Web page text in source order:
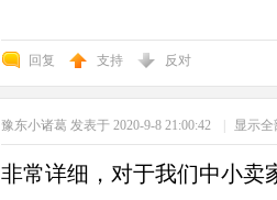
回复 支持 反对
豫东小诸葛 发表于 2020-9-8 21:00:42 | 显示
非常详细，对于我们中小卖